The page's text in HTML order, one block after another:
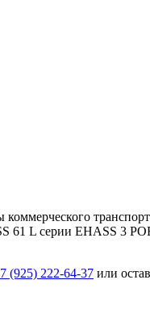
61 L серии EHASS 3
(925) 222-64-37 или